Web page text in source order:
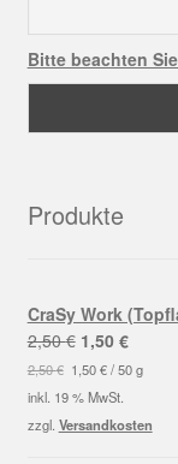
Bitte beachten
Produkte
CraSy Work
2,50€ Ursprünglicher
Preis
war:
2,50 €
1,50 €
Preis
1,50 €.
2,50€ 1,50€/50 g
inkl. 19 % MwSt.
zzgl. Versandkosten